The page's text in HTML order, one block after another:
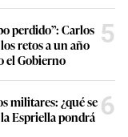
perdido”: Carlos
retos a un año
el Gobierno
5
militares: ¿qué se
Espriella pondrá 6